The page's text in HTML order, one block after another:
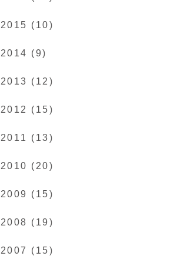
2015 (10)
2014 (9)
2013 (12)
2012 (15)
2011 (13)
2010 (20)
2009 (15)
2008 (19)
2007 (15)